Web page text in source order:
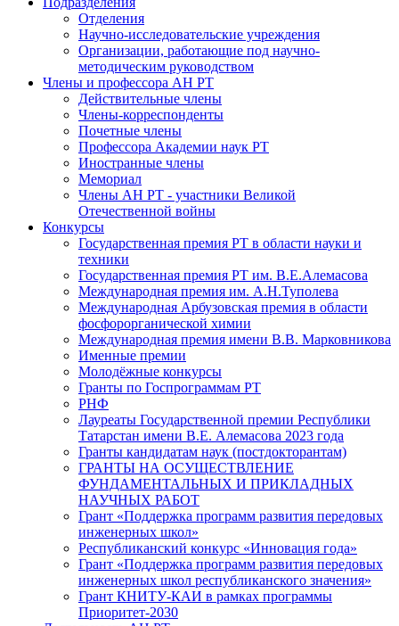
Отделения
Научно-исследовательские учреждения
Организации, работающие под научно-
методическим руководством
Члены и профессора АН РТ
Действительные члены
Члены-корреспонденты
Почетные члены
Профессора Академии наук РТ
Иностранные члены
Мемориал
Члены АН РТ - участники Великой
Отечественной войны
Конкурсы
Государственная премия РТ в области науки и
техники
Государственная премия РТ им. В.Е.Алемасова
Международная премия им. А.Н.Туполева
Международная Арбузовская премия в области
фосфорорганической химии
Международная премия имени В.В. Марковникова
Именные премии
Молодёжные конкурсы
Гранты по Госпрограммам РТ
РНФ
Лауреаты Государственной премии Республики
Татарстан имени В.Е. Алемасова 2023 года
Гранты кандидатам наук (постдокторантам)
ГРАНТЫ НА ОСУЩЕСТВЛЕНИЕ
ФУНДАМЕНТАЛЬНЫХ И ПРИКЛАДНЫХ
НАУЧНЫХ РАБОТ
Грант «Поддержка программ развития передовых
инженерных школ»
Республиканский конкурс «Инновация года»
Грант «Поддержка программ развития передовых
инженерных школ республиканского значения»
Грант КНИТУ-КАИ в рамках программы
Приоритет-2030